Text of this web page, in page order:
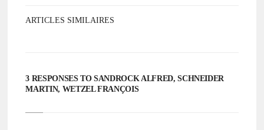
ARTICLES SIMILAIRES
3 RESPONSES TO SANDROCK ALFRED, SCHNEI­DER
MARTIN, WETZEL FRANÇOIS